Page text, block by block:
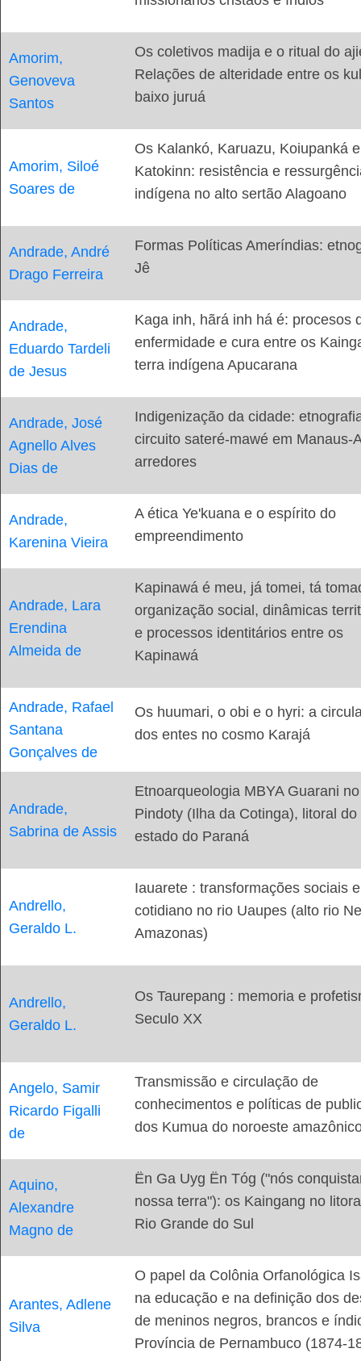
Amorim,
Genoveva
Santos
Os coletivos madija e o ritual do
Relações de alteridade entre os
baixo juruá
Amorim, Siloé
Soares de
Os Kalankó, Karuazu, Koiupanká e
Katokinn: resistência e
indígena no alto sertão Alagoano
Andrade, André
Drago Ferreira
Formas Políticas Ameríndias:
Jê
Andrade,
Eduardo Tardeli
de Jesus
Kaga inh, hãrá inh há é: procesos
enfermidade e cura entre os
terra indígena Apucarana
Andrade, José
Agnello Alves
Dias de
Indigenização da cidade:
circuito sateré-mawé em Manaus-
arredores
Andrade,
Karenina Vieira
A ética Ye'kuana e o espírito do
empreendimento
Andrade, Lara
Erendina
Almeida de
Kapinawá é meu, já tomei, tá
organização social, dinâmicas
e processos identitários entre os
Kapinawá
Andrade, Rafael
Santana
Gonçalves de
Os huumari, o obi e o hyri: a
dos entes no cosmo Karajá
Andrade,
Sabrina de Assis
Etnoarqueologia MBYA Guarani
Pindoty (Ilha da Cotinga), litoral do
estado do Paraná
Andrello,
Geraldo L.
Iauarete : transformações sociais e
cotidiano no rio Uaupes (alto rio
Amazonas)
Andrello,
Geraldo L.
Os Taurepang : memoria e
Seculo XX
Angelo, Samir
Ricardo Figalli
de
Transmissão e circulação de
conhecimentos e políticas de
dos Kumua do noroeste
Aquino,
Alexandre
Magno de
Ën Ga Uyg Ën Tóg ("nós
nossa terra"): os Kaingang no
Rio Grande do Sul
Arantes, Adlene
Silva
O papel da Colônia Orfanológica
na educação e na definição dos
de meninos negros, brancos e
Província de Pernambuco (1874-